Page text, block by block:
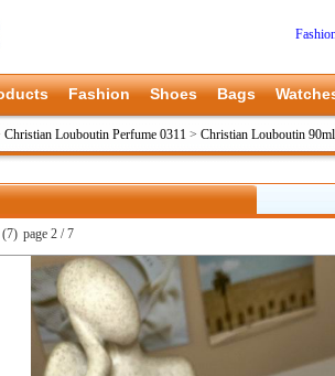
Fashion Shoes Bags
Christian Louboutin Perfume 0311 > Christian Louboutin
(7) page 2 / 7